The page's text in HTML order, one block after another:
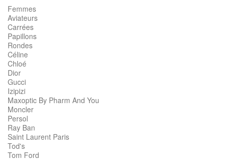
Femmes
Aviateurs
Carrées
Papillons
Rondes
Céline
Chloé
Dior
Gucci
Izipizi
Maxoptic By Pharm And You
Moncler
Persol
Ray Ban
Saint Laurent Paris
Tod's
Tom Ford